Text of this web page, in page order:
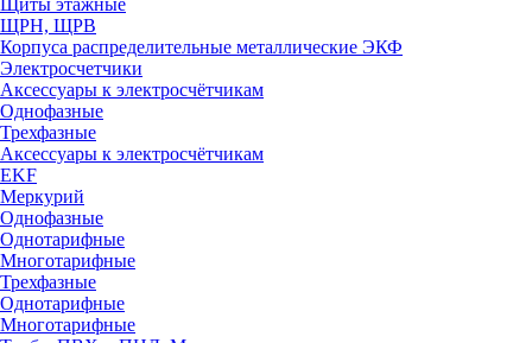
Щиты этажные
ЩРН, ЩРВ
Корпуса распределительные металлические ЭКФ
Электросчетчики
Аксессуары к электросчётчикам
Однофазные
Трехфазные
Аксессуары к электросчётчикам
EKF
Меркурий
Однофазные
Однотарифные
Многотарифные
Трехфазные
Однотарифные
Многотарифные